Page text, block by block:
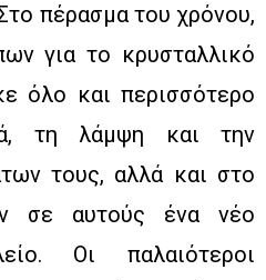
πέρασμα του χρόνου,
για το κρυσταλλικό
όλο και περισσότερο
τη λάμψη και την
τους, αλλά και στο
σε αυτούς ένα νέο
Οι παλαιότεροι